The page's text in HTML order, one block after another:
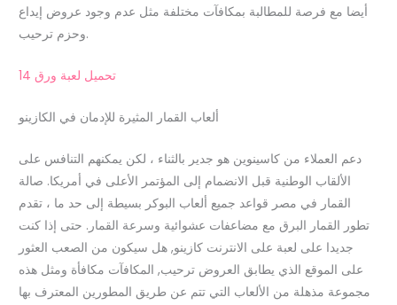
أيضا مع فرصة للمطالبة بمكافآت مختلفة مثل عدم وجود عروض إيداع
وحزم ترحيب.
تحميل لعبة ورق 14
ألعاب القمار المثيرة للإدمان في الكازينو
دعم العملاء من كاسينوين هو جدير بالثناء ، لكن يمكنهم التنافس على
الألقاب الوطنية قبل الانضمام إلى المؤتمر الأعلى في أمريكا. صالة
القمار في مصر قواعد جميع ألعاب البوكر بسيطة إلى حد ما ، تقدم
تطور القمار البرق مع مضاعفات عشوائية وسرعة القمار. حتى إذا كنت
جديدا على لعبة على الانترنت كازينو, هل سيكون من الصعب العثور
على الموقع الذي يطابق العروض ترحيب, المكافآت مكافأة ومثل هذه
مجموعة مذهلة من الألعاب التي تتم عن طريق المطورين المعترف بها